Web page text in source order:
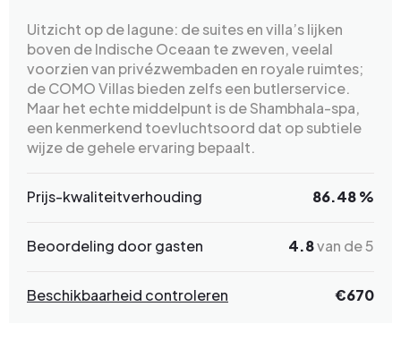
Uitzicht op de lagune: de suites en villa’s lijken
boven de Indische Oceaan te zweven, veelal
voorzien van privézwembaden en royale ruimtes;
de COMO Villas bieden zelfs een butlerservice.
Maar het echte middelpunt is de Shambhala-spa,
een kenmerkend toevluchtsoord dat op subtiele
wijze de gehele ervaring bepaalt.
Prijs-kwaliteitverhouding 86.48 %
Beoordeling door gasten 4.8van de 5
Beschikbaarheid controleren €670